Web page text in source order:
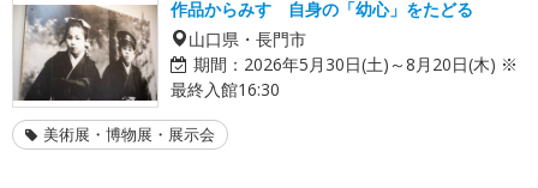
作品からみすゞ自身の「幼心」をたどる
山口県・長門市
期間： 2026年5月30日(土)～8月20日(木) ※
最終入館16:30
美術展・博物展・展示会